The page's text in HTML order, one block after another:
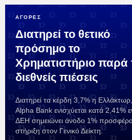
ΑΓΟΡΕΣ
Διατηρεί το θετικό
πρόσημο το
Χρηματιστήριο παρά
διεθνείς πιέσεις
Διατηρεί τα κέρδη 3,7% η
Alpha Bank ενισχύεται κατά 2,41%
ΔΕΗ σημειώνει άνοδο 1%
στήριξη στον Γενικό Δείκτη.